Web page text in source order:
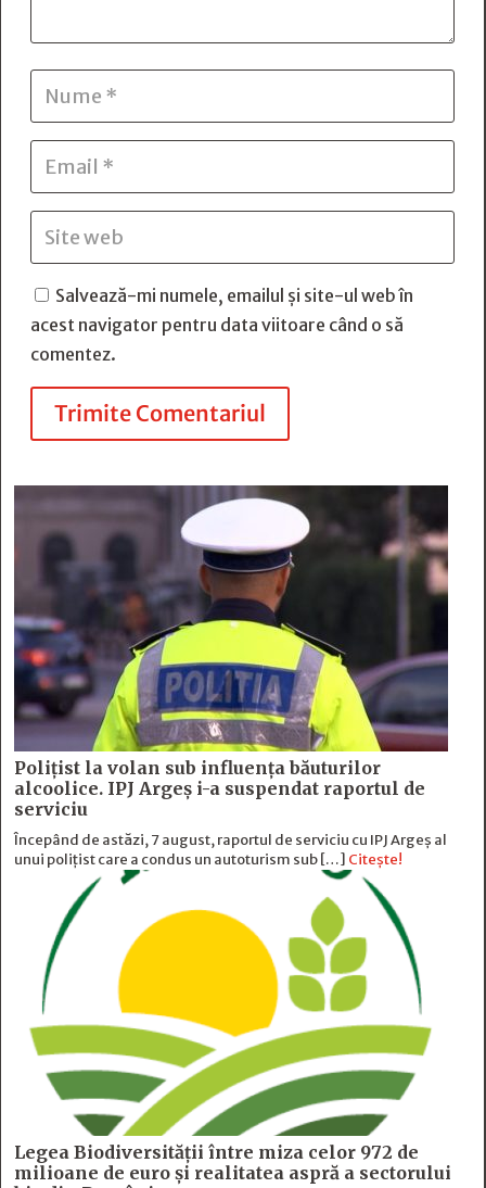
Salvează-mi numele, emailul și site-ul web în
acest navigator pentru data viitoare când o să
comentez.
Trimite Comentariul
Polițist la volan sub influența băuturilor
alcoolice. IPJ Argeș i-a suspendat raportul de
serviciu
Începând de astăzi, 7 august, raportul de serviciu cu IPJ Argeș al
unui polițist care a condus un autoturism sub […] Citește!
Legea Biodiversității între miza celor 972 de
milioane de euro și realitatea aspră a sectorului